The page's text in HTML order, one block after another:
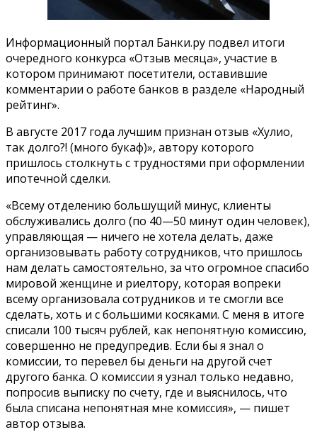
Информационный портал Банки.ру подвел итоги
очередного конкурса «Отзыв месяца», участие в
котором принимают посетители, оставившие
комментарии о работе банков в разделе «Народный
рейтинг».
В августе 2017 года лучшим признан отзыв «Хулио,
так долго?! (много букаф)», автору которого
пришлось столкнуть с трудностями при оформлении
ипотечной сделки.
«Всему отделению большущий минус, клиенты
обслуживались долго (по 40—50 минут один человек),
управляющая — ничего не хотела делать, даже
организовывать работу сотрудников, что пришлось
нам делать самостоятельно, за что огромное спасибо
мировой женщине и риелтору, которая вопреки
всему организовала сотрудников и те смогли все
сделать, хоть и с большими косяками. С меня в итоге
списали 100 тысяч рублей, как непонятную комиссию,
совершенно не предупредив. Если бы я знал о
комиссии, то перевел бы деньги на другой счет
другого банка. О комиссии я узнал только недавно,
попросив выписку по счету, где и выяснилось, что
была списана непонятная мне комиссия», — пишет
автор отзыва.